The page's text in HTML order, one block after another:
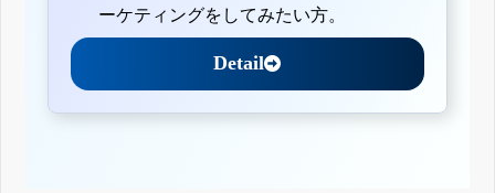
ーケティングをしてみたい方。
Detail